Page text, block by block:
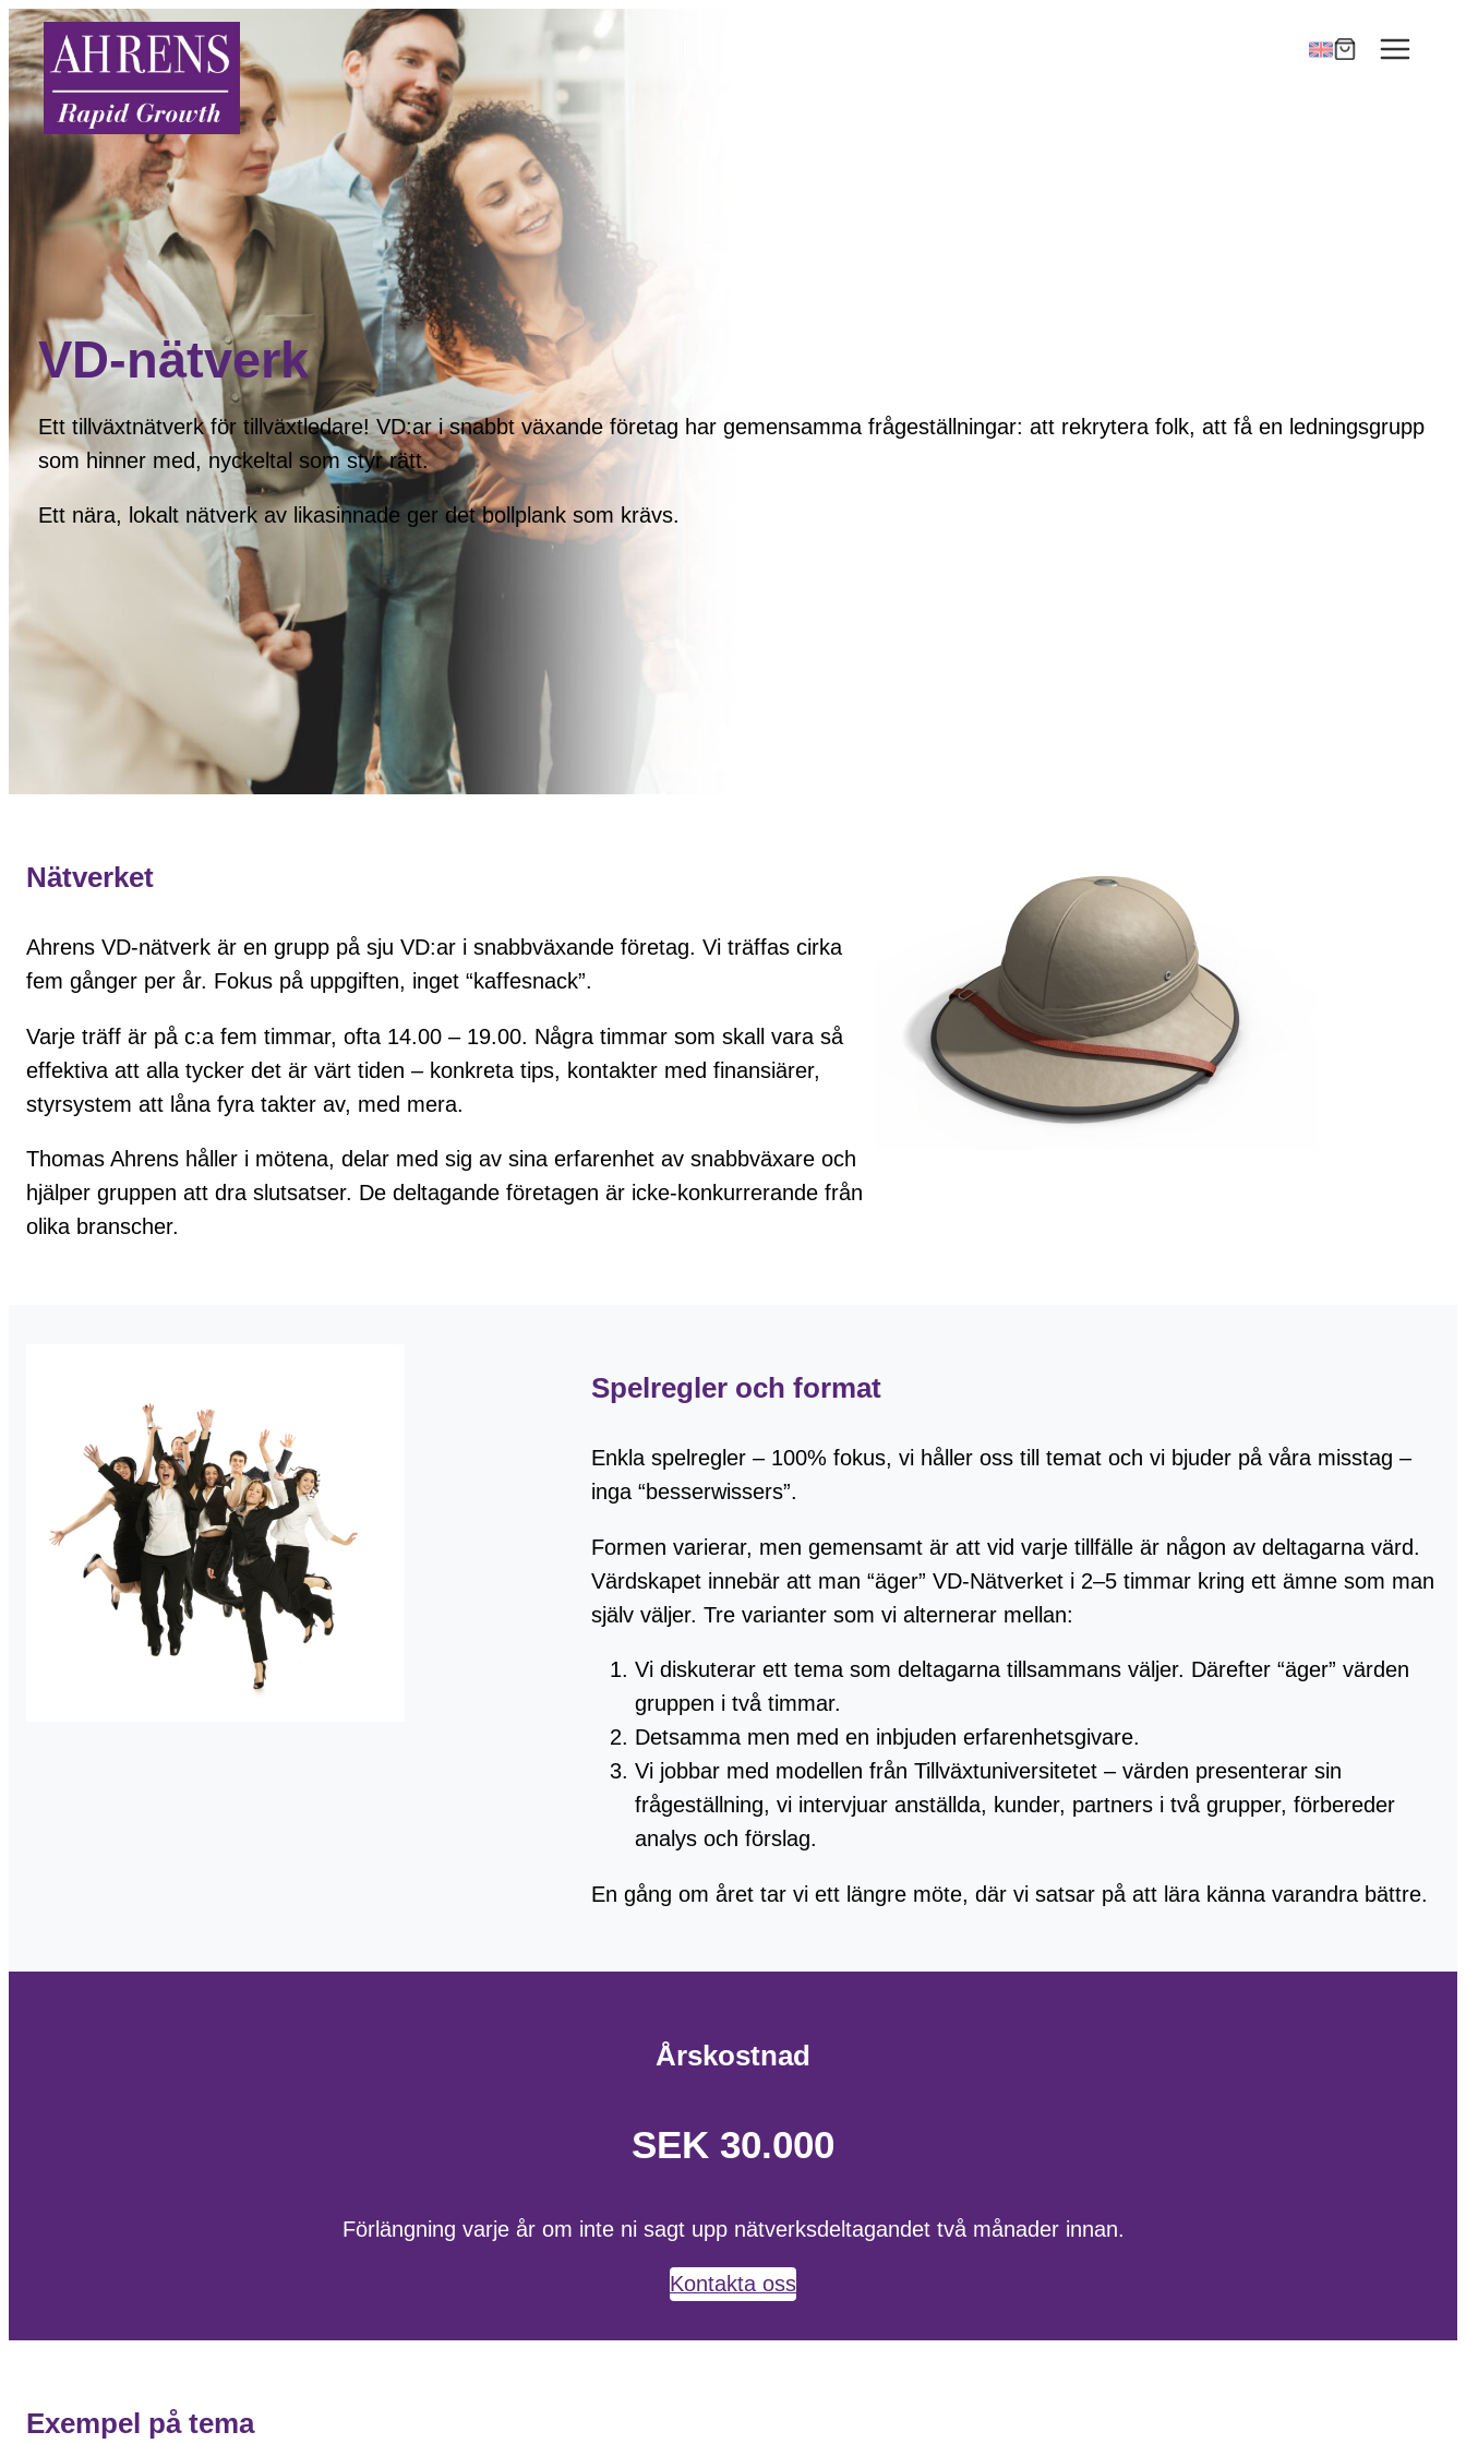
VD-nätverk
Ett tillväxtnätverk för tillväxtledare! VD:ar i snabbt växande företag har gemensamma frågeställningar: att rekrytera folk, att få en ledningsgrupp
som hinner med, nyckeltal som styr rätt.
Ett nära, lokalt nätverk av likasinnade ger det bollplank som krävs.
Nätverket
Ahrens VD-nätverk är en grupp på sju VD:ar i snabbväxande företag. Vi träffas cirka
fem gånger per år. Fokus på uppgiften, inget “kaffesnack”.
Varje träff är på c:a fem timmar, ofta 14.00 – 19.00. Några timmar som skall vara så
effektiva att alla tycker det är värt tiden – konkreta tips, kontakter med finansiärer,
styrsystem att låna fyra takter av, med mera.
Thomas Ahrens håller i mötena, delar med sig av sina erfarenhet av snabbväxare och
hjälper gruppen att dra slutsatser. De deltagande företagen är icke-konkurrerande från
olika branscher.
Spelregler och format
Enkla spelregler – 100% fokus, vi håller oss till temat och vi bjuder på våra misstag –
inga “besserwissers”.
Formen varierar, men gemensamt är att vid varje tillfälle är någon av deltagarna värd.
Värdskapet innebär att man “äger” VD-Nätverket i 2–5 timmar kring ett ämne som man
själv väljer. Tre varianter som vi alternerar mellan:
Vi diskuterar ett tema som deltagarna tillsammans väljer. Därefter “äger” värden
gruppen i två timmar.
Detsamma men med en inbjuden erfarenhetsgivare.
Vi jobbar med modellen från Tillväxtuniversitetet – värden presenterar sin
frågeställning, vi intervjuar anställda, kunder, partners i två grupper, förbereder
analys och förslag.
En gång om året tar vi ett längre möte, där vi satsar på att lära känna varandra bättre.
Årskostnad
SEK 30.000
Förlängning varje år om inte ni sagt upp nätverksdeltagandet två månader innan.
Kontakta oss
Exempel på tema